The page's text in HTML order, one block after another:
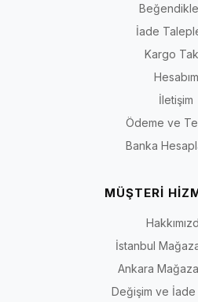
İade
Kargo
Hesabım
İletişim
Ödeme ve
Banka
MÜŞTERİ
İstanbul
Ankara
Değişim ve İade